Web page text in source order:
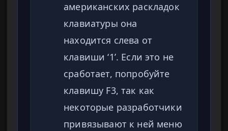
американских раскладок
клавиатуры она
находится слева от
клавиши ‘1’. Если это не
сработает, попробуйте
клавишу F3, так как
некоторые разработчики
привязывают к ней меню